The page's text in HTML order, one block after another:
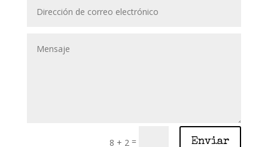
8 + 2 = Enviar